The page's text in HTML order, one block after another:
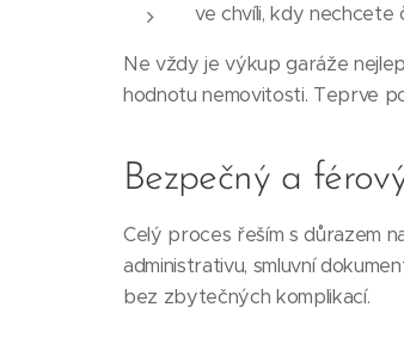
ve chvíli, kdy
Ne vždy je výkup garáže
hodnotu nemovitosti. Teprve
Bezpečný a
Celý proces řeším s důrazem
administrativu, smluvní
bez zbytečných komplikací.